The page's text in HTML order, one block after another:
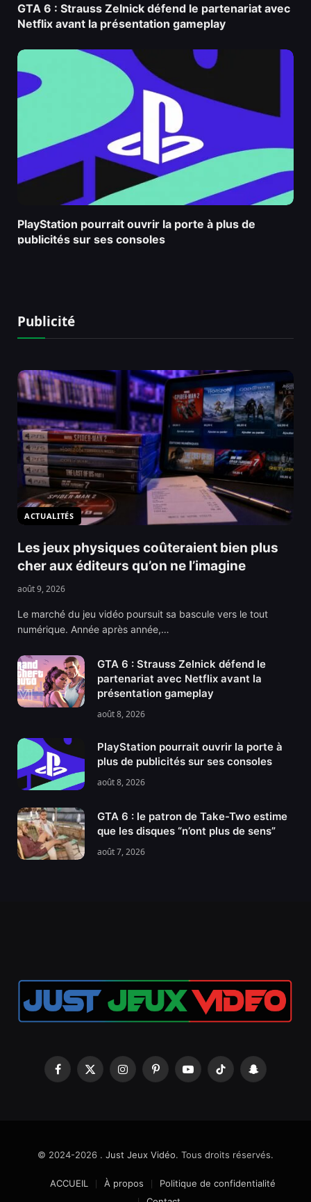
GTA 6 : Strauss Zelnick défend le partenariat avec
Netflix avant la présentation gameplay
PlayStation pourrait ouvrir la porte à plus de
publicités sur ses consoles
Publicité
ACTUALITÉS
Les jeux physiques coûteraient bien plus
cher aux éditeurs qu’on ne l’imagine
août 9, 2026
Le marché du jeu vidéo poursuit sa bascule vers le tout
numérique. Année après année,…
GTA 6 : Strauss Zelnick défend le
partenariat avec Netflix avant la
présentation gameplay
août 8, 2026
PlayStation pourrait ouvrir la porte à
plus de publicités sur ses consoles
août 8, 2026
GTA 6 : le patron de Take-Two estime
que les disques “n’ont plus de sens”
août 7, 2026
Facebook
X
InstagramPinterestYouTubeTikTok Snapchat
© 2024-2026 . Just Jeux Vidéo. Tous droits réservés.
ACCUEIL À propos
Politique de confidentialité